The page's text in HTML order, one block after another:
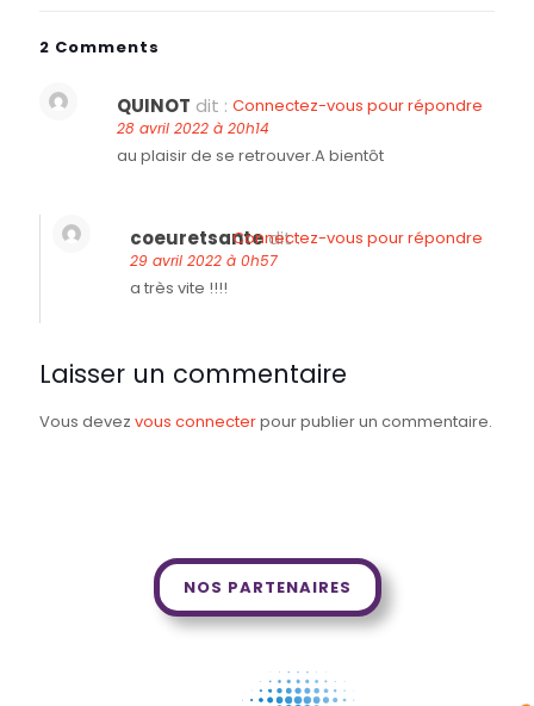
2 Comments
QUINOT dit :
28 avril 2022 à 20h14
au plaisir de se retrouver.A bientôt
Connectez-vous pour répondre
coeuretsantedit :
29 avril 2022 à 0h57
a très vite !!!!
Connectez-vous pour répondre
Laisser un commentaire
Vous devez vous connecterpour publier un commentaire.
NOS PARTENAIRES